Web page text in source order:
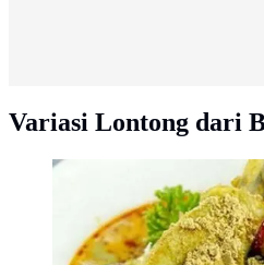
Variasi Lontong dari